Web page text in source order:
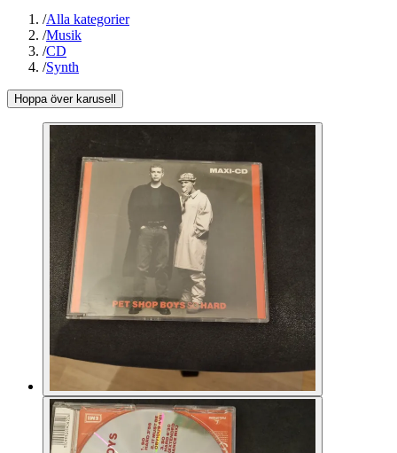
/Alla kategorier
/Musik
/CD
/Synth
Hoppa över karusell